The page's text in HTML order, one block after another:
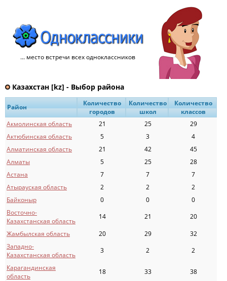
... место встречи всех одноклассников
Казахстан [kz] - Выбор района
Район
Количество
городов
Количество
школ
Количество
классов
Акмолинская область
21 25
29
Актюбинская область
5 3
4
Алматинская область
21 42
45
Алматы
5 25
28
Астана
7 7
7
Атырауская область
2 2
2
Байконыр
0 0
0
Восточно-
Казахстанская область
14 21
20
Жамбылская область
20 29
32
Западно-
Казахстанская область
3 2
2
Карагандинская
область
18 33
38